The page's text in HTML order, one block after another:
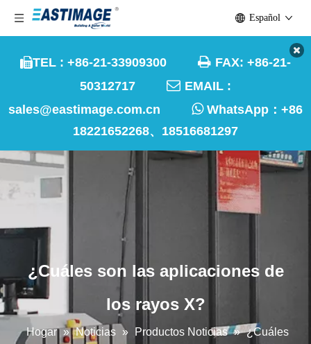
TEL : +86-21-33909300  FAX: +86-21-
50312717  EMAIL :
sales@eastimage.com.cn
WhatsApp： +86
18221652268、18516681297
Español
¿Cuáles son las aplicaciones de
los rayos X?
Hogar » Noticias » Productos Noticias » ¿Cuáles